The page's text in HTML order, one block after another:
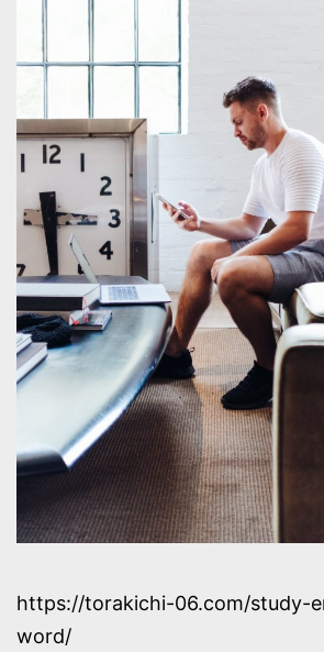
https://torakichi-06.com/study-
word/